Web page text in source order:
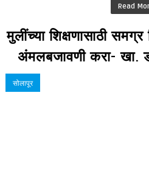
Read
मुलींच्या शिक्षणासाठी
अंमलबजावणी करा- खा.
सोलापूर